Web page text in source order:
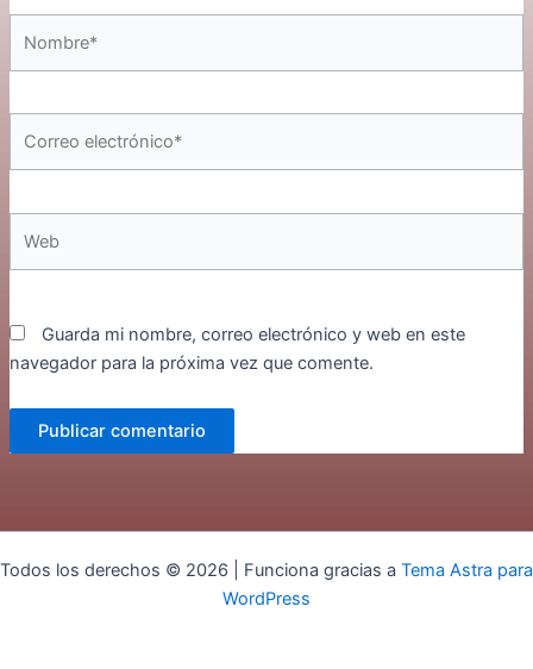
electrónico*
Guarda mi nombre, correo electrónico y web en este
navegador para la próxima vez que comente.
Todos los derechos © 2026 | Funciona gracias a Tema Astra para
WordPress